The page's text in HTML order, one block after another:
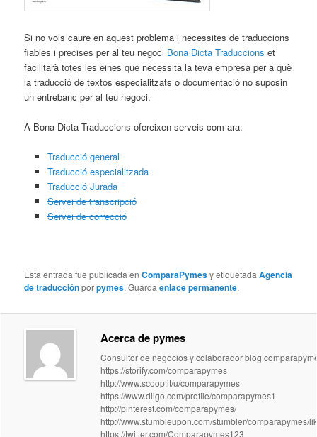
Si no vols caure en aquest problema i necessites de traduccions
fiables i precises per al teu negoci Bona Dicta Traduccions et
facilitarà totes les eines que necessita la teva empresa per a què
la traducció de textos especialitzats o documentació no suposin
un entrebanc per al teu negoci.
A Bona Dicta Traduccions ofereixen serveis com ara:
Traducció general
Traducció especialitzada
Traducció Jurada
Servei de transcripció
Servei de correcció
Esta entrada fue publicada enComparaPymesy etiquetadaAgencia
de traducciónporpymes. Guardaenlace permanente.
Acerca de pymes
Consultor de negocios y colaborador blog
https://storify.com/comparapymes
http://www.scoop.it/u/comparapymes
https://www.diigo.com/profile/comparapymes1
http://pinterest.com/comparapymes/
http://www.stumbleupon.com/stumbler/comparapymes/
https://twitter.com/Comparapymes123